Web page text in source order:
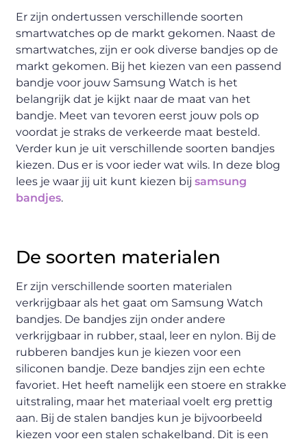
Er zijn ondertussen verschillende soorten
smartwatches op de markt gekomen. Naast de
smartwatches, zijn er ook diverse bandjes op de
markt gekomen. Bij het kiezen van een passend
bandje voor jouw Samsung Watch is het
belangrijk dat je kijkt naar de maat van het
bandje. Meet van tevoren eerst jouw pols op
voordat je straks de verkeerde maat besteld.
Verder kun je uit verschillende soorten bandjes
kiezen. Dus er is voor ieder wat wils. In deze blog
lees je waar jij uit kunt kiezen bijsamsung
bandjes.
De soorten materialen
Er zijn verschillende soorten materialen
verkrijgbaar als het gaat om Samsung Watch
bandjes. De bandjes zijn onder andere
verkrijgbaar in rubber, staal, leer en nylon. Bij de
rubberen bandjes kun je kiezen voor een
siliconen bandje. Deze bandjes zijn een echte
favoriet. Het heeft namelijk een stoere en strakke
uitstraling, maar het materiaal voelt erg prettig
aan. Bij de stalen bandjes kun je bijvoorbeeld
kiezen voor een stalen schakelband. Dit is een